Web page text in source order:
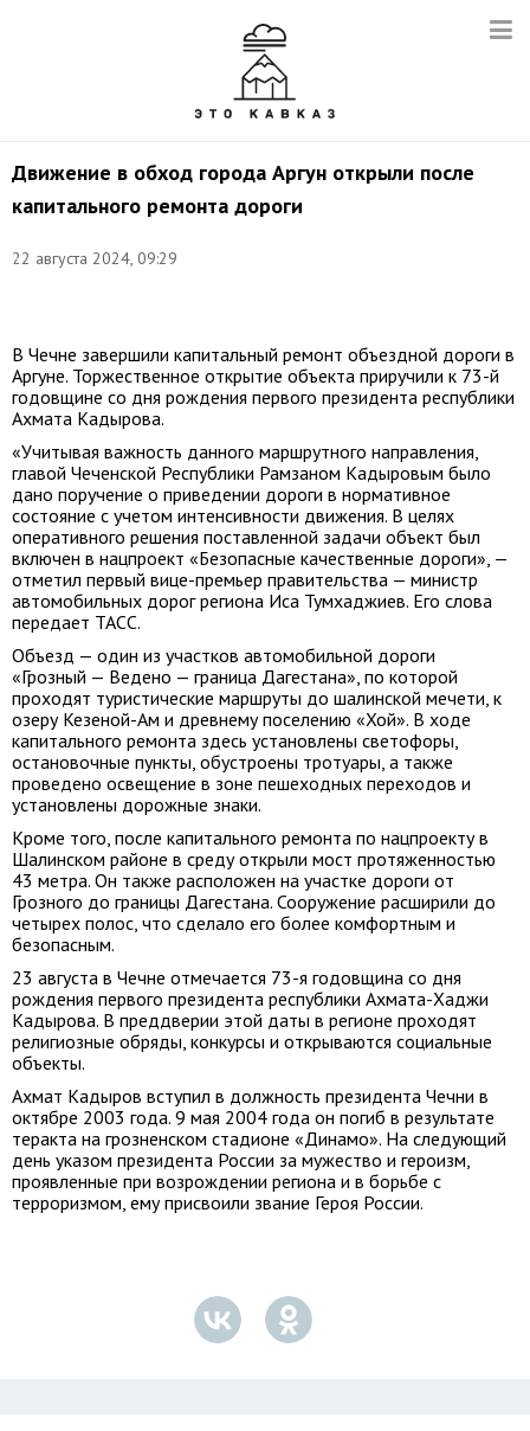
Движение в обход города Аргун открыли после
капитального ремонта дороги
22 августа 2024, 09:29
с
В Чечне завершили капитальный ремонт объездной дороги в
Аргуне. Торжественное открытие объекта приручили к 73-й
годовщине со дня рождения первого президента республики
Ахмата Кадырова.
«Учитывая важность данного маршрутного направления,
главой Чеченской Республики Рамзаном Кадыровым было
дано поручение о приведении дороги в нормативное
состояние с учетом интенсивности движения. В целях
оперативного решения поставленной задачи объект был
включен в нацпроект «Безопасные качественные дороги», —
отметил первый вице-премьер правительства — министр
автомобильных дорог региона Иса Тумхаджиев. Его слова
передает ТАСС.
Объезд — один из участков автомобильной дороги
«Грозный — Ведено — граница Дагестана», по которой
проходят туристические маршруты до шалинской мечети, к
озеру Кезеной-Ам и древнему поселению «Хой». В ходе
капитального ремонта здесь установлены светофоры,
остановочные пункты, обустроены тротуары, а также
проведено освещение в зоне пешеходных переходов и
установлены дорожные знаки.
Кроме того, после капитального ремонта по нацпроекту в
Шалинском районе в среду открыли мост протяженностью
43 метра. Он также расположен на участке дороги от
Грозного до границы Дагестана. Сооружение расширили до
четырех полос, что сделало его более комфортным и
безопасным.
23 августа в Чечне отмечается 73-я годовщина со дня
рождения первого президента республики Ахмата-Хаджи
Кадырова. В преддверии этой даты в регионе проходят
религиозные обряды, конкурсы и открываются социальные
объекты.
Ахмат Кадыров вступил в должность президента Чечни в
октябре 2003 года. 9 мая 2004 года он погиб в результате
теракта на грозненском стадионе «Динамо». На следующий
день указом президента России за мужество и героизм,
проявленные при возрождении региона и в борьбе с
терроризмом, ему присвоили звание Героя России.